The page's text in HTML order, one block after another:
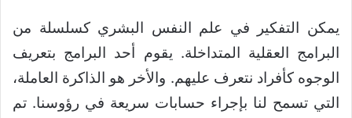
يمكن التفكير في علم النفس البشري كسلسلة من
البرامج العقلية المتداخلة. يقوم أحد البرامج بتعريف
الوجوه كأفراد نتعرف عليهم. والأخر هو الذاكرة العاملة،
التي تسمح لنا بإجراء حسابات سريعة في رؤوسنا. تم